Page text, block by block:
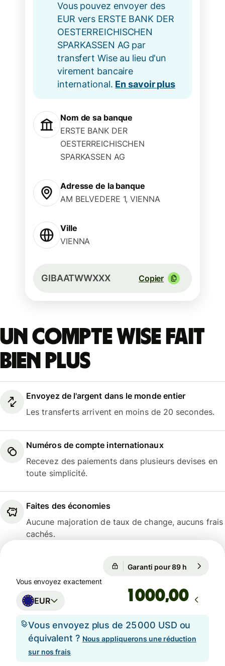
Vous pouvez envoyer des
EUR vers ERSTE BANK DER
OESTERREICHISCHEN
SPARKASSEN AG par
transfert Wise au lieu d'un
virement bancaire
international. En savoir plus
Nom de sa banque
ERSTE BANK DER
OESTERREICHISCHEN
SPARKASSEN AG
Adresse de la banque
AM BELVEDERE 1, VIENNA
Ville
VIENNA
GIBAATWWXXX Copier
Un compte Wise fait
bien plus
Envoyez de l'argent dans le monde entier
Les transferts arrivent en moins de 20 secondes.
Numéros de compte internationaux
Recevez des paiements dans plusieurs devises en
toute simplicité.
Faites des économies
Aucune majoration de taux de change, aucuns frais
cachés.
Garanti pour 89 h
Vous envoyez exactement
EUR ,00
Vous envoyez plus de 25 000 USD ou
équivalent ? Nous appliquerons une réduction
sur nos frais